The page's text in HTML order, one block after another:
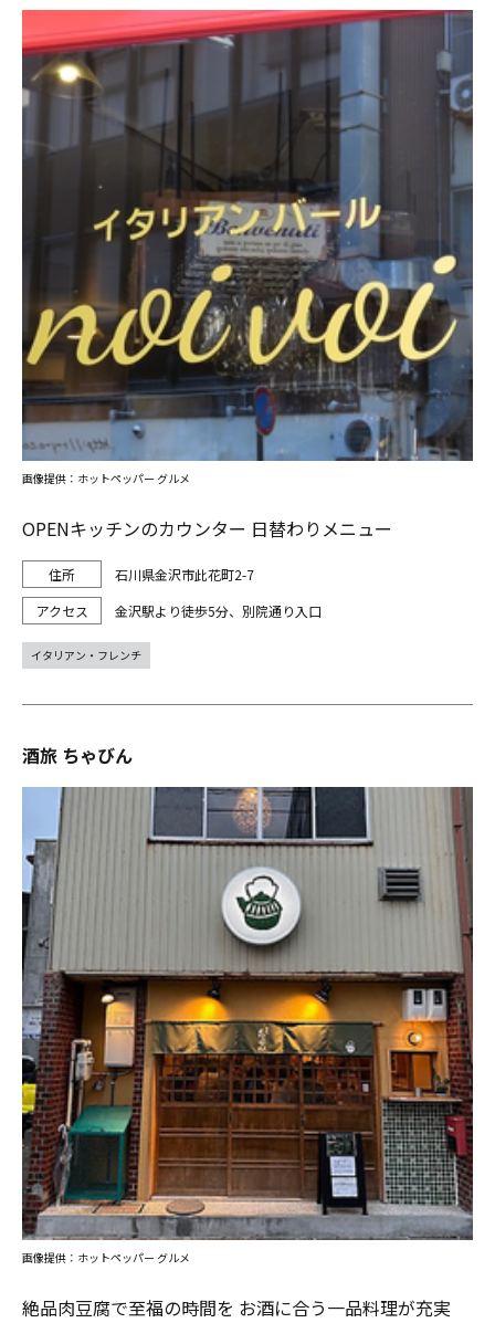
OPENキッチンのカウンター 日替わりメニュー
石川県金沢市此花町2-7
金沢駅より徒歩5分、別院通り入口
画像提供：ホットペッパー グルメ
イタリアン・フレンチ
酒旅 ちゃびん
絶品肉豆腐で至福の時間を お酒に合う一品料理が充実
画像提供：ホットペッパー グルメ